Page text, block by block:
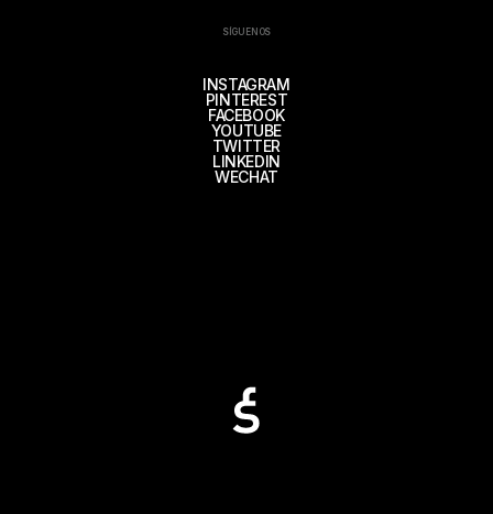
SÍGUENOS
INSTAGRAM
PINTEREST
FACEBOOK
YOUTUBE
TWITTER
LINKEDIN
WECHAT